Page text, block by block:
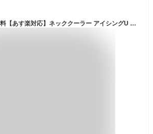
2個注文すると送料無料【あす楽対応】ネッククーラー アイシングU アイシング クールリング 首 ひざ 大腿部 ハンズフリー 熱中症対策 U字型 ICINGU